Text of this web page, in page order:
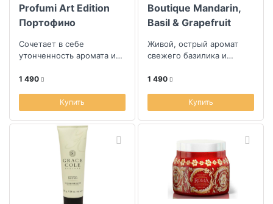
Profumi Art Edition
Портофино
Сочетает в себе
утонченность аромата и
1 490
Купить
Boutique Mandarin,
Basil & Grapefruit
Живой, острый аромат
свежего базилика и
грейпфрута
1 490
Купить